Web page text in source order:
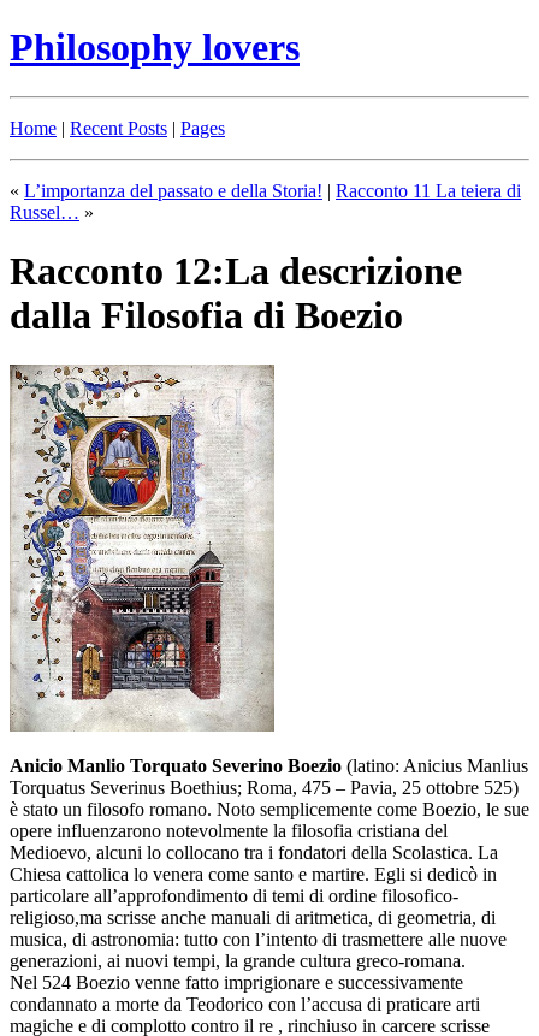
Philosophy lovers
Home | Recent Posts | Pages
« L’importanza del passato e della Storia! | Racconto 11 La teiera di
Russel… »
Racconto 12:La descrizione
dalla Filosofia di Boezio
Anicio Manlio Torquato Severino Boezio (latino: Anicius Manlius
Torquatus Severinus Boethius; Roma, 475 – Pavia, 25 ottobre 525)
è stato un filosofo romano. Noto semplicemente come Boezio, le sue
opere influenzarono notevolmente la filosofia cristiana del
Medioevo, alcuni lo collocano tra i fondatori della Scolastica. La
Chiesa cattolica lo venera come santo e martire. Egli si dedicò in
particolare all’approfondimento di temi di ordine filosofico-
religioso,ma scrisse anche manuali di aritmetica, di geometria, di
musica, di astronomia: tutto con l’intento di trasmettere alle nuove
generazioni, ai nuovi tempi, la grande cultura greco-romana.
Nel 524 Boezio venne fatto imprigionare e successivamente
condannato a morte da Teodorico con l’accusa di praticare arti
magiche e di complotto contro il re , rinchiuso in carcere scrisse